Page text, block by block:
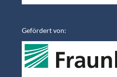
Gefördert von: